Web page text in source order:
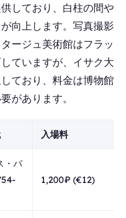
しており、白柱の間や
向上します。写真撮影
ージュ美術館はフラッ
ていますが、イサク大
ており、料金は博物館
があります。
入場料
・バ
1,200₽ (€12)